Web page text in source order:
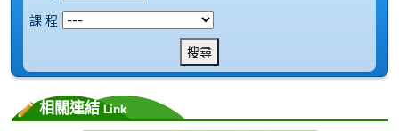
課 程
搜尋
相關連結Link